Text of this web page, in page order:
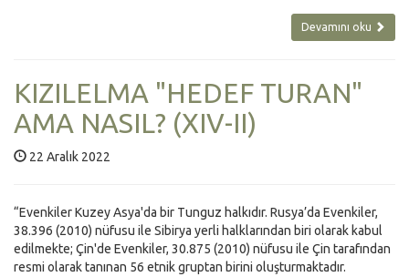
Devamını oku
KIZILELMA "HEDEF TURAN"
AMA NASIL? (XIV-II)
22 Aralık 2022
“Evenkiler Kuzey Asya'da bir Tunguz halkıdır. Rusya’da Evenkiler,
38.396 (2010) nüfusu ile Sibirya yerli halklarından biri olarak kabul
edilmekte; Çin'de Evenkiler, 30.875 (2010) nüfusu ile Çin tarafından
resmi olarak tanınan 56 etnik gruptan birini oluşturmaktadır.